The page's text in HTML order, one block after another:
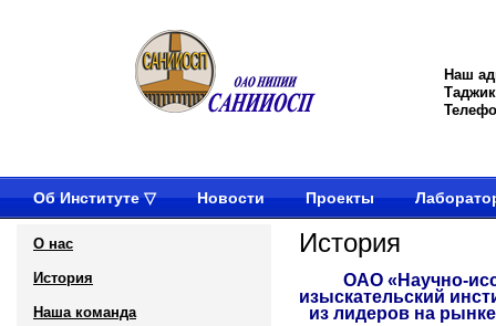
История
ОАО «Научно-
изыскательский
из лидеров на
О нас
История
Наша команда
Наш
Об Институте ▽ Новости Проекты